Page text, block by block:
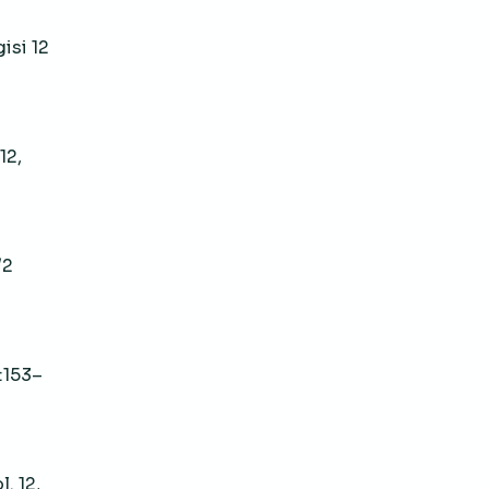
12
12,